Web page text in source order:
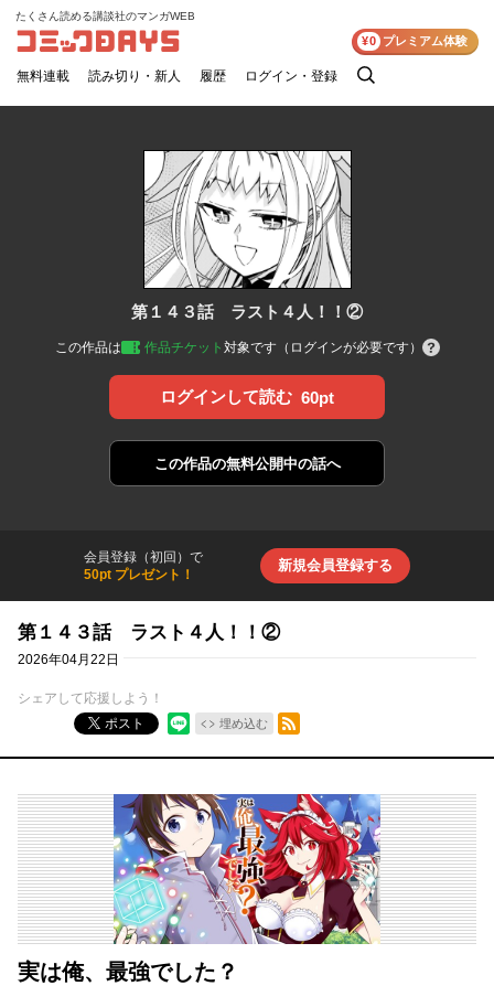
コミックDAYS
たくさん読める講談社のマンガWEB
無料連載 読み切り・新人 履歴 ログイン・登録
検
¥0 プレミアム体験
第１４３話 ラスト４人！！②
この作品は 作品チケット 対象です（ログインが必要です）
ログインして読む 60pt
この作品の無料公開中の話へ
会員登録（初回）で
50pt プレゼント！
新規会員登録する
第１４３話 ラスト４人！！②
2026年04月22日
シェアして応援しよう！
ポスト
埋め込む
RSSフィード
実は俺、最強でした？